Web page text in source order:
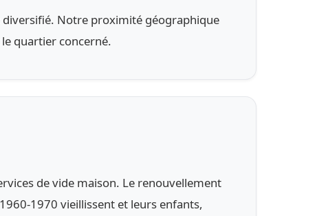
Notre proximité géographique
quartier concerné.
de vide maison. Le renouvellement
1970 vieillissent et leurs enfants,